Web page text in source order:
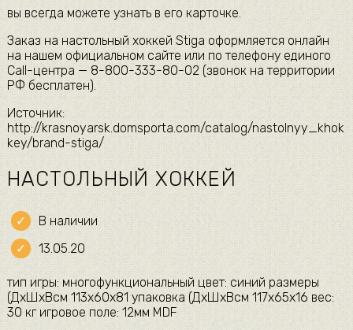
вы всегда можете узнать в его карточке.
Заказ на настольный хоккей Stiga оформляется онлайн
на нашем официальном сайте или по телефону единого
Call-центра — 8-800-333-80-02 (звонок на территории
РФ бесплатен).
Источник:
http://krasnoyarsk.domsporta.com/catalog/nastolnyy_khok
key/brand-stiga/
НАСТОЛЬНЫЙ ХОККЕЙ
В наличии
13.05.20
тип игры: многофункциональный цвет: синий размеры
(ДхШхВсм 113x60x81 упаковка (ДхШхВсм 117х65х16 вес:
30 кг игровое поле: 12мм MDF